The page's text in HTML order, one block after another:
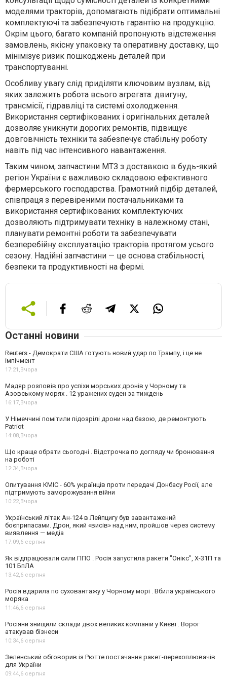
моделями тракторів, допомагають підібрати оптимальні
комплектуючі та забезпечують гарантію на продукцію.
Окрім цього, багато компаній пропонують відстеження
замовлень, якісну упаковку та оперативну доставку, що
мінімізує ризик пошкоджень деталей при
транспортуванні.
Особливу увагу слід приділяти ключовим вузлам, від
яких залежить робота всього агрегата: двигуну,
трансмісії, гідравліці та системі охолодження.
Використання сертифікованих і оригінальних деталей
дозволяє уникнути дорогих ремонтів, підвищує
довговічність техніки та забезпечує стабільну роботу
навіть під час інтенсивного навантаження.
Таким чином, запчастини МТЗ з доставкою в будь-який
регіон України є важливою складовою ефективного
фермерського господарства. Грамотний підбір деталей,
співпраця з перевіреними постачальниками та
використання сертифікованих комплектуючих
дозволяють підтримувати техніку в належному стані,
планувати ремонтні роботи та забезпечувати
безперебійну експлуатацію тракторів протягом усього
сезону. Надійні запчастини — це основа стабільності,
безпеки та продуктивності на фермі.
Останні новини
Reuters - Демократи США готують новий удар по Трампу, і це не
імпічмент
17:21, Вчора
Мадяр розповів про успіхи морських дронів у Чорному та
Азовському морях . 12 уражених суден за тиждень
16:17, Вчора
У Німеччині помітили підозрілі дрони над базою, де ремонтують
Patriot
14:08, Вчора
Що краще обрати сьогодні . Відстрочка по догляду чи бронювання
на роботі
12:34, Вчора
Опитування КМІС - 60% українців проти передачі Донбасу Росії, але
підтримують заморожування війни
10:22, Вчора
Український літак Ан-124 в Лейпцигу був завантажений
боєприпасами. Дрон, який «висів» над ним, пройшов через систему
виявлення — медіа
17:09,6 серпня
Як відпрацювали сили ППО . Росія запустила ракети "Онікс", Х-31П та
101 БпЛА
13:42,6 серпня
Росія вдарила по суховантажу у Чорному морі . Вбила українського
моряка
11:46,6 серпня
Росіяни знищили склади двох великих компаній у Києві . Ворог
атакував бізнеси
10:34,6 серпня
Зеленський обговорив із Рютте постачання ракет-перехоплювачів
для України
09:44,6 серпня